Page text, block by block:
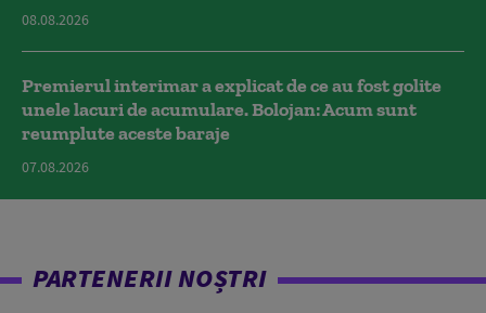
08.08.2026
Premierul interimar a explicat de ce au fost golite
unele lacuri de acumulare. Bolojan: Acum sunt
reumplute aceste baraje
07.08.2026
PARTENERII NOȘTRI